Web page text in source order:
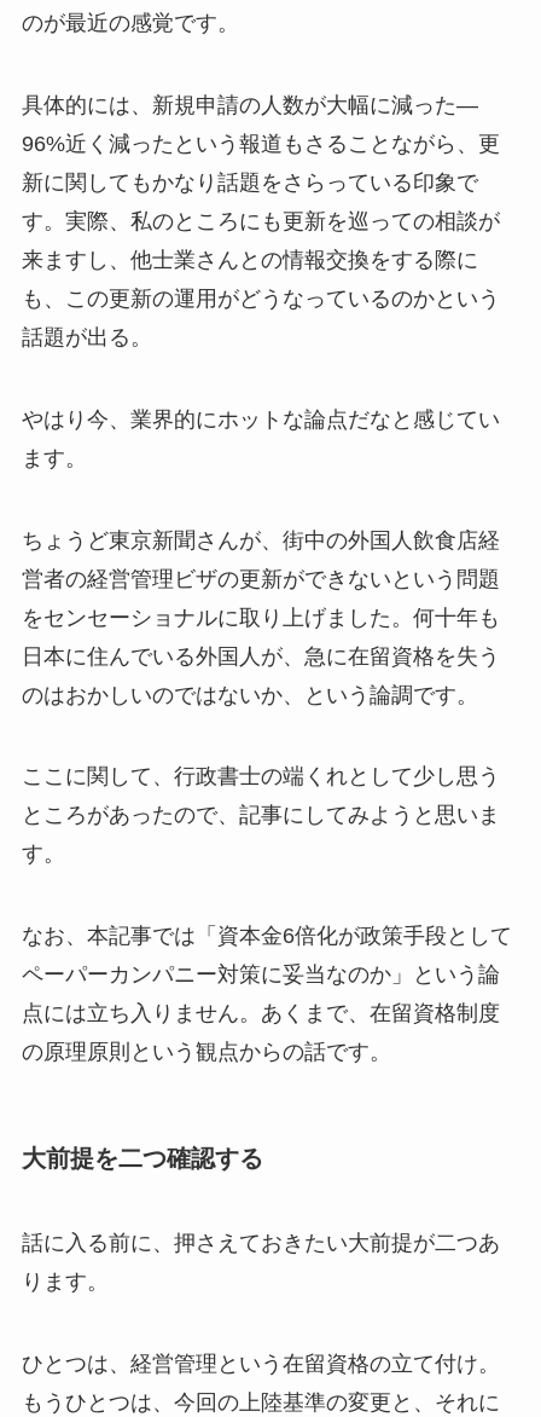
のが最近の感覚です。
具体的には、新規申請の人数が大幅に減った—
96%近く減ったという報道もさることながら、更
新に関してもかなり話題をさらっている印象で
す。実際、私のところにも更新を巡っての相談が
来ますし、他士業さんとの情報交換をする際に
も、この更新の運用がどうなっているのかという
話題が出る。
やはり今、業界的にホットな論点だなと感じてい
ます。
ちょうど東京新聞さんが、街中の外国人飲食店経
営者の経営管理ビザの更新ができないという問題
をセンセーショナルに取り上げました。何十年も
日本に住んでいる外国人が、急に在留資格を失う
のはおかしいのではないか、という論調です。
ここに関して、行政書士の端くれとして少し思う
ところがあったので、記事にしてみようと思いま
す。
なお、本記事では「資本金6倍化が政策手段として
ペーパーカンパニー対策に妥当なのか」という論
点には立ち入りません。あくまで、在留資格制度
の原理原則という観点からの話です。
大前提を二つ確認する
話に入る前に、押さえておきたい大前提が二つあ
ります。
ひとつは、経営管理という在留資格の立て付け。
もうひとつは、今回の上陸基準の変更と、それに